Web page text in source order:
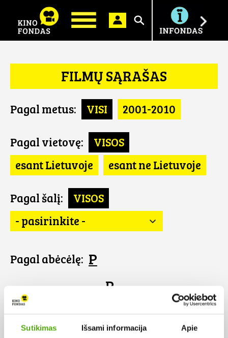
Sutikimas Išsami informacija Apie
Ieškoti
FILMŲ SĄRAŠAS
Pagal metus: VISI 2001-2010
Pagal vietovę:
VISOS
esant Lietuvoje
esant ne Lietuvoje
Pagal šalį:
VISOS
- pasirinkite -
Pagal abėcėlę: P
P